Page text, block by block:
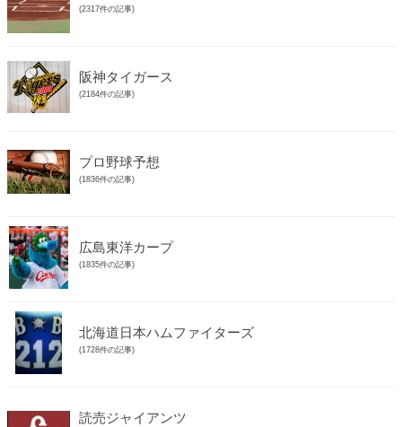
(2317件の記事)
阪神タイガース
(2184件の記事)
プロ野球予想
(1836件の記事)
広島東洋カープ
(1835件の記事)
北海道日本ハムファイターズ
(1728件の記事)
読売ジャイアンツ